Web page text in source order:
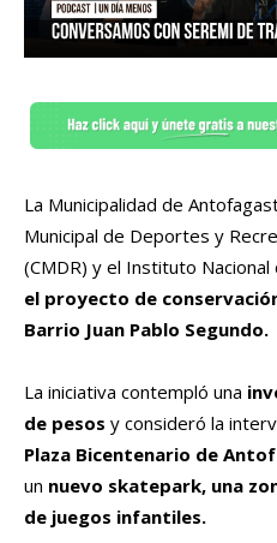
La Municipalidad de
Municipal de Deportes y
(CMDR) y el Instituto
el proyecto de
Barrio Juan Pablo Segundo.
La iniciativa contempló una
de pesos y consideró la
Plaza Bicentenario de
un nuevo skatepark, una
de juegos infantiles.